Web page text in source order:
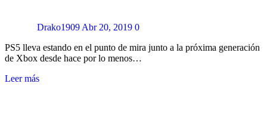
Drako1909 Abr 20, 2019 0
PS5 lleva estando en el punto de mira junto a la próxima generación
de Xbox desde hace por lo menos…
Leer más